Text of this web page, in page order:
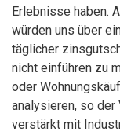
Erlebnisse haben.
würden uns über
täglicher
nicht einführen zu
oder
analysieren, so der
verstärkt mit